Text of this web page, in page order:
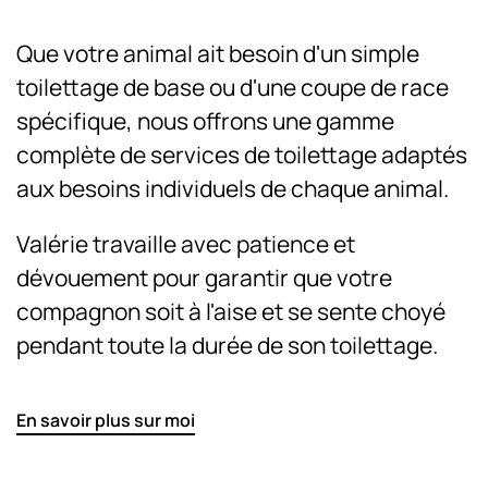
Que votre animal ait besoin d'un simple
toilettage de base ou d'une coupe de race
spécifique, nous offrons une gamme
complète de services de toilettage adaptés
aux besoins individuels de chaque animal.
Valérie travaille avec patience et
dévouement pour garantir que votre
compagnon soit à l'aise et se sente choyé
pendant toute la durée de son toilettage.
En savoir plus sur moi